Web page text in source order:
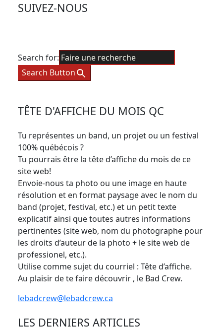
SUIVEZ-NOUS
Search for:
Search Button
TÊTE D'AFFICHE DU MOIS QC
Tu représentes un band, un projet ou un festival
100% québécois ?
Tu pourrais être la tête d’affiche du mois de ce
site web!
Envoie-nous ta photo ou une image en haute
résolution et en format paysage avec le nom du
band (projet, festival, etc.) et un petit texte
explicatif ainsi que toutes autres informations
pertinentes (site web, nom du photographe pour
les droits d’auteur de la photo + le site web de
professionel, etc.).
Utilise comme sujet du courriel : Tête d’affiche.
Au plaisir de te faire découvrir , le Bad Crew.
lebadcrew@lebadcrew.ca
LES DERNIERS ARTICLES